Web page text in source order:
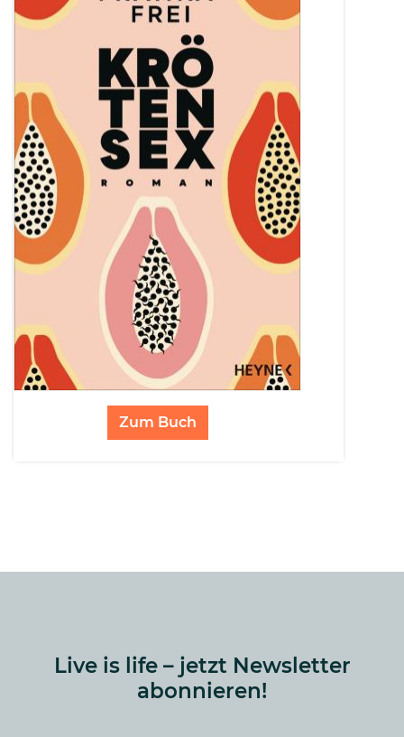
Zum Buch
Live is life – jetzt Newsletter
abonnieren!